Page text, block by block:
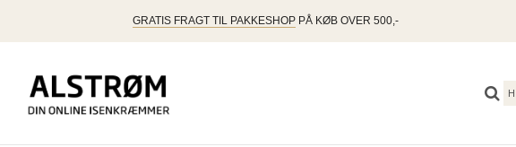
GRATIS FRAGT TIL PAKKESHOPPÅ KØB OVER 500,-